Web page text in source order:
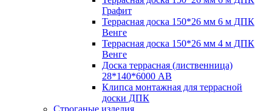
Графит
Террасная доска 150*26 мм 6 м ДПК
Венге
Террасная доска 150*26 мм 4 м ДПК
Венге
Доска террасная (лиственница)
28*140*6000 АВ
Клипса монтажная для террасной
доски ДПК
Строганые изделия